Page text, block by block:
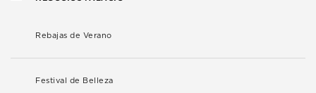
Rebajas de Verano
Festival de Belleza